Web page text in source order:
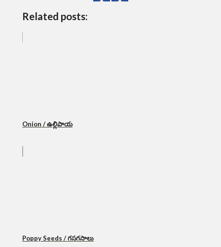
Related posts:
Onion / ఉల్లిపాయ
Poppy Seeds / గసగసాలు